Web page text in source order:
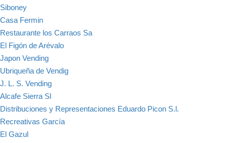
Siboney
Casa Fermin
Restaurante los Carraos Sa
El Figón de Arévalo
Japon Vending
Ubriqueña de Vendig
J. L. S. Vending
Alcafe Sierra Sl
Distribuciones y Representaciones Eduardo Picon S.l.
Recreativas García
El Gazul